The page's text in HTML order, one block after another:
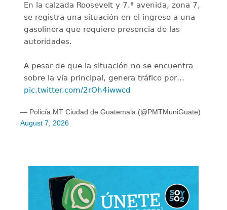
En la calzada Roosevelt y 7.ª avenida, zona 7,
se registra una situación en el ingreso a una
gasolinera que requiere presencia de las
autoridades.
A pesar de que la situación no se encuentra
sobre la vía principal, genera tráfico por…
pic.twitter.com/2rOh4iwwcd
— Policía MT Ciudad de Guatemala (@PMTMuniGuate)
August 7, 2026